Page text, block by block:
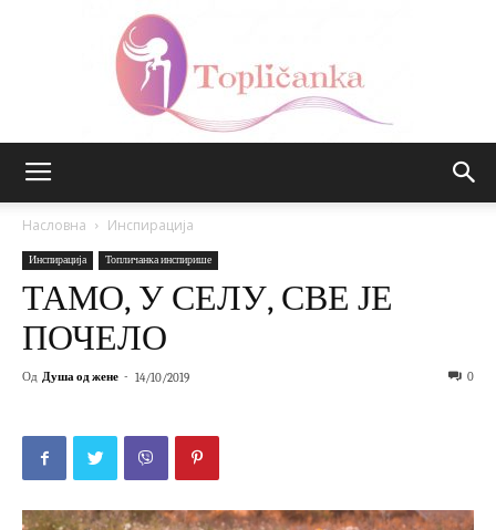
Насловна Инспирација
Инспирација Топличанка инспирише
ТАМО, У СЕЛУ, СВЕ ЈЕ
ПОЧЕЛО
Од Душа од жене - 14/10/2019 0